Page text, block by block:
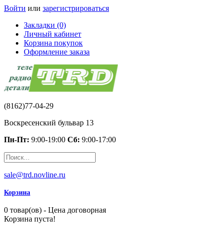
Войти или зарегистрироваться
Закладки (0)
Личный кабинет
Корзина покупок
Оформление заказа
(8162)77-04-29
Воскресенский бульвар 13
Пн-Пт: 9:00-19:00 Сб: 9:00-17:00
sale@trd.novline.ru
Корзина
0 товар(ов) - Цена договорная
Корзина пуста!